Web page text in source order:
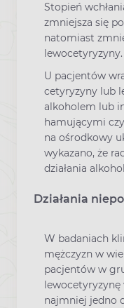
Stopień
zmniejsza się
natomiast
lewocetyryzyny.
U pacjentów
cetyryzyny lub
alkoholem lub
hamującymi
na ośrodkowy
wykazano, że
działania
Działania
W badaniach
mężczyzn w
pacjentów w
lewocetyryzynę
najmniej jedno